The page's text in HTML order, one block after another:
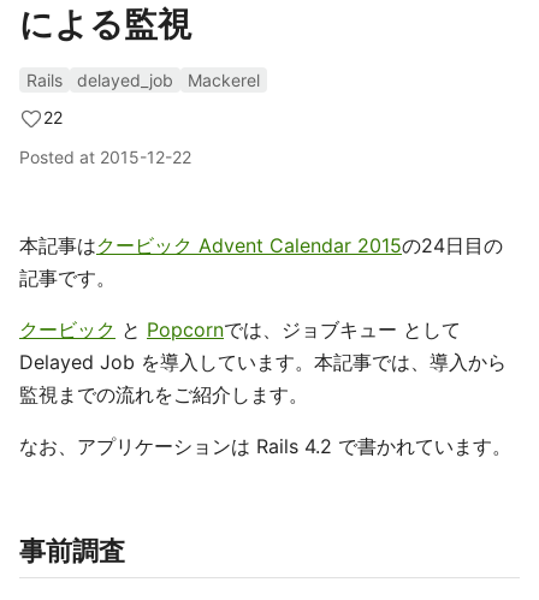
による監視
Rails delayed_job
Mackerel
22
Posted at 2015-12-22
本記事はクービック Advent Calendar 2015の24日目の
記事です。
クービック と Popcornでは、ジョブキュー として
Delayed Job を導入しています。本記事では、導入から
監視までの流れをご紹介します。
なお、アプリケーションは Rails 4.2 で書かれています。
事前調査